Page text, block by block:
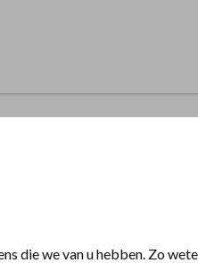
die we van u hebben. Zo